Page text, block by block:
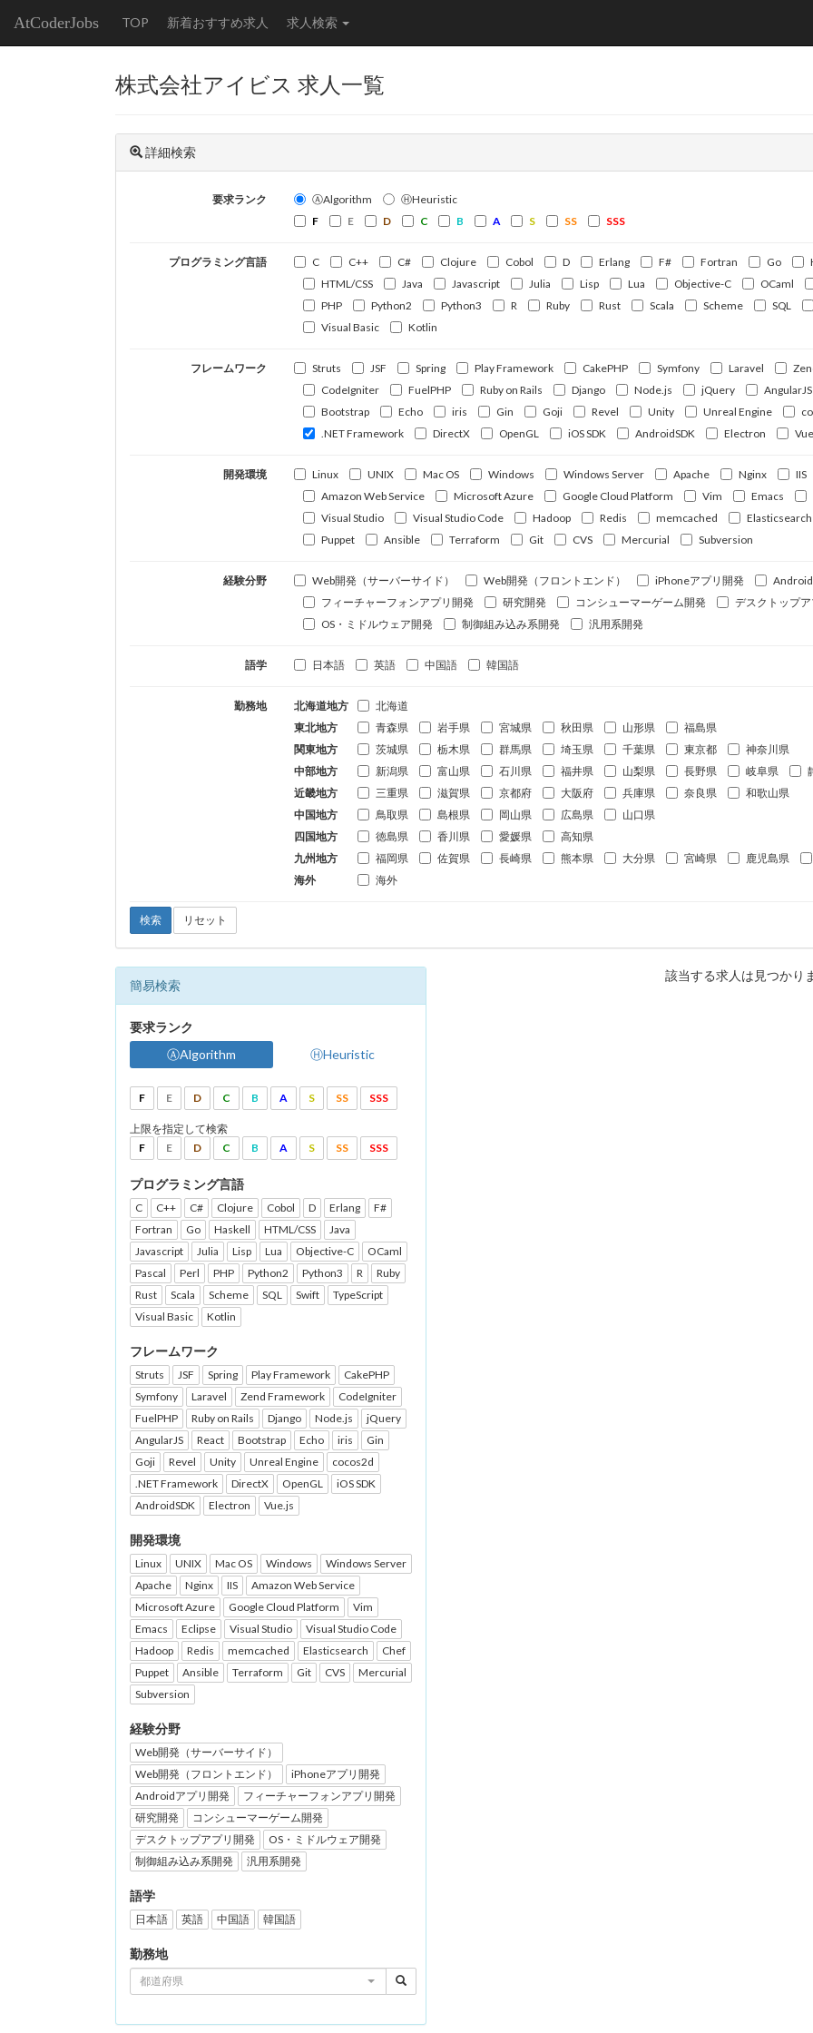
AtCoderJobs TOP 新着おすすめ求人 求人検索
株式会社アイビス 求人一覧
詳細検索
要求ランク ⒶAlgorithm
ⒽHeuristic
F
E D C B A S SS SSS
プログラミング言語 C C++ C# Clojure Cobol D Erlang F# Fortran Go
HTML/CSS
Java Javascript Julia Lisp Lua Objective-C OCaml
PHP
Python2 Python3 R Ruby Rust Scala Scheme SQL
Visual Basic
Kotlin
フレームワーク Struts JSF Spring Play Framework CakePHP Symfony Laravel
CodeIgniter
FuelPHP Ruby on Rails Django Node.js jQuery AngularJS
Bootstrap
Echo iris Gin Goji Revel Unity Unreal Engine
.NET Framework
DirectX OpenGL iOS SDK AndroidSDK Electron
開発環境 Linux UNIX Mac OS Windows Windows Server Apache Nginx
IIS
Amazon Web Service
Microsoft Azure Google Cloud Platform Vim Emacs
Visual Studio
Visual Studio Code Hadoop Redis memcached Elasticsearch
Puppet
Ansible Terraform Git CVS Mercurial Subversion
経験分野 Web開発（サーバーサイド） Web開発（フロントエンド） iPhoneアプリ開発
フィーチャーフォンアプリ開発
研究開発 コンシューマーゲーム開発
デスクトップ
OS・ミドルウェア開発
制御組み込み系開発 汎用系開発
語学 日本語 英語 中国語 韓国語
勤務地 北海道地方
北海道
東北地方
青森県 岩手県 宮城県 秋田県 山形県
福島県
関東地方
茨城県 栃木県 群馬県 埼玉県 千葉県 東京都
神奈川県
中部地方
新潟県 富山県 石川県 福井県 山梨県 長野県 岐阜県
近畿地方
三重県 滋賀県 京都府 大阪府 兵庫県 奈良県
和歌山県
中国地方
鳥取県 島根県 岡山県 広島県
山口県
四国地方
徳島県 香川県 愛媛県
高知県
九州地方
福岡県 佐賀県 長崎県 熊本県 大分県 宮崎県 鹿児島県
海外
海外
検索 リセット
簡易検索
要求ランク
ⒶAlgorithm
ⒽHeuristic
F E D C B A S SS SSS
上限を指定して検索
F
E D C B A S SS SSS
プログラミング言語
C C++ C# Clojure Cobol D Erlang
F#
Fortran
Go Haskell HTML/CSS
Java
Javascript
Julia Lisp Lua Objective-C
OCaml
Pascal
Perl PHP Python2 Python3 R
Ruby
Rust
Scala Scheme SQL Swift
TypeScript
Visual Basic
Kotlin
フレームワーク
Struts JSF Spring Play Framework
CakePHP
Symfony
Laravel Zend Framework
CodeIgniter
FuelPHP
Ruby on Rails Django Node.js
jQuery
AngularJS
React Bootstrap Echo iris
Gin
Goji
Revel Unity Unreal Engine
cocos2d
.NET Framework
DirectX OpenGL
iOS SDK
AndroidSDK
Electron Vue.js
開発環境
Linux UNIX Mac OS Windows
Windows Server
Apache
Nginx IIS
Amazon Web Service
Microsoft Azure
Google Cloud Platform
Vim
Emacs
Eclipse Visual Studio
Visual Studio Code
Hadoop
Redis memcached Elasticsearch
Chef
Puppet
Ansible Terraform Git CVS
Mercurial
Subversion
経験分野
Web開発（サーバーサイド）
Web開発（フロントエンド）
iPhoneアプリ開発
Androidアプリ開発
フィーチャーフォンアプリ開発
研究開発
コンシューマーゲーム開発
デスクトップアプリ開発
OS・ミドルウェア開発
制御組み込み系開発
汎用系開発
語学
日本語 英語 中国語 韓国語
勤務地
都道府県
該当する求人は見つかり